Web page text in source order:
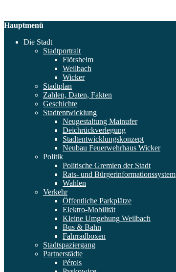
Hauptmenü
Die Stadt
Stadtportrait
Flörsheim
Weilbach
Wicker
Stadtplan
Zahlen, Daten, Fakten
Geschichte
Stadtentwicklung
Neugestaltung Mainufer
Deichrückverlegung
Stadtentwicklungskonzept
Neubau Feuerwehrhaus Wicker
Politik
Politische Gremien der Stadt
Rats- und Bürgerinformationssystem
Wahlen
Verkehr
Öffentliche Parkplätze
Elektro-Mobilität
Kleine Umgehung Weilbach
Bus & Bahn
Fahrradboxen
Stadtspaziergang
Partnerstädte
Pérols